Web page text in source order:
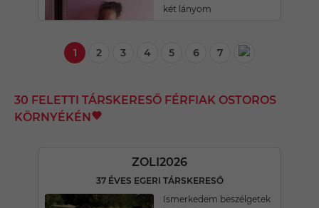
két lányom
1 2 3 4 5 6 7
30 FELETTI TÁRSKERESŐ FÉRFIAK OSTOROS
KÖRNYÉKÉN
ZOLI2026
37 ÉVES EGERI TÁRSKERESŐ
Ismerkedem beszélgetek